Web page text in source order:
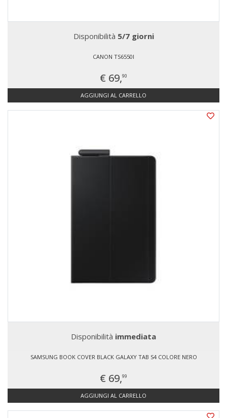
Disponibilità 5/7 giorni
CANON TS6550I
€ 69,90
AGGIUNGI AL CARRELLO
Disponibilità immediata
SAMSUNG BOOK COVER BLACK GALAXY TAB S4 COLORE NERO
€ 69,99
AGGIUNGI AL CARRELLO